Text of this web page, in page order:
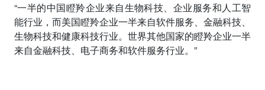
“一半的中国瞪羚企业来自生物科技、企业服务和人工智
能行业，而美国瞪羚企业一半来自软件服务、金融科技、
生物科技和健康科技行业。世界其他国家的瞪羚企业一半
来自金融科技、电子商务和软件服务行业。”